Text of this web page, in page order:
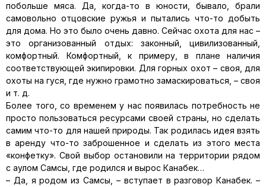
побольше мяса. Да, когда-то в юности, бывало, брали
самовольно отцовские ружья и пытались что-то добыть
для дома. Но это было очень давно. Сейчас охота для нас –
это организованный отдых: законный, цивилизованный,
комфортный. Комфортный, к примеру, в плане наличия
соответствующей экипировки. Для горных охот – своя, для
охоты на гуся, где нужно грамотно замаскироваться, – своя
и т. д.
Более того, со временем у нас появилась потребность не
просто пользоваться ресурсами своей страны, но сделать
самим что-то для нашей природы. Так родилась идея взять
в аренду что-то заброшенное и сделать из этого места
«конфетку». Свой выбор остановили на территории рядом
с аулом Самсы, где родился и вырос Канабек…
– Да, я родом из Самсы, – вступает в разговор Канабек. –